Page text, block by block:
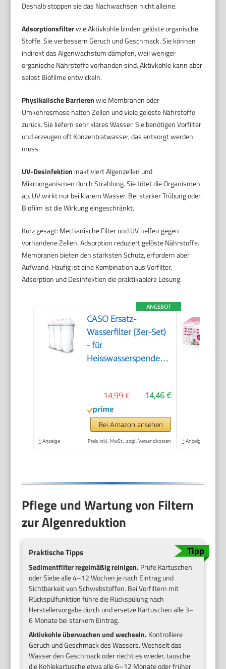
Deshalb stoppen sie das Nachwachsen nicht alleine.
Adsorptionsfilterwie Aktivkohle binden gelöste organische
Stoffe. Sie verbessern Geruch und Geschmack. Sie können
indirekt das Algenwachstum dämpfen, weil weniger
organische Nährstoffe vorhanden sind. Aktivkohle kann aber
selbst Biofilme entwickeln.
Physikalische Barrierenwie Membranen oder
Umkehrosmose halten Zellen und viele gelöste Nährstoffe
zurück. Sie liefern sehr klares Wasser. Sie benötigen Vorfilter
und erzeugen oft Konzentratwasser, das entsorgt werden
muss.
UV-Desinfektion inaktiviert Algenzellen und
Mikroorganismen durch Strahlung. Sie tötet die Organismen
ab. UV wirkt nur bei klarem Wasser. Bei starker Trübung oder
Biofilm ist die Wirkung eingeschränkt.
Kurz gesagt: Mechanische Filter und UV helfen gegen
vorhandene Zellen. Adsorption reduziert gelöste Nährstoffe.
Membranen bieten den stärksten Schutz, erfordern aber
Aufwand. Häufig ist eine Kombination aus Vorfilter,
Adsorption und Desinfektion die praktikablere Lösung.
ANGEBOT
CASO Ersatz-
Wasserfilter (3er-Set)
- für
Heisswasserspender,
Reduzierung von Kalk,
Chlor und
Schadstoffen, 5-
schichtiges
14,46 €
14,99 €
Bei Amazon ansehen
* Anzeige Preis inkl. MwSt., zzgl. Versandkosten * Anzeige
Pflege und Wartung von Filtern
zur Algenreduktion
Praktische Tipps
Sedimentfilter regelmäßig reinigen. Prüfe Kartuschen
oder Siebe alle 4–12 Wochen je nach Eintrag und
Sichtbarkeit von Schwebstoffen. Bei Vorfiltern mit
Rückspülfunktion führe die Rückspülung nach
Herstellervorgabe durch und ersetze Kartuschen alle 3–
6 Monate bei starkem Eintrag.
Aktivkohle überwachen und wechseln. Kontrolliere
Geruch und Geschmack des Wassers. Wechselt das
Wasser den Geschmack oder riecht es wieder, tausche
die Kohlekartusche etwa alle 6–12 Monate oder früher